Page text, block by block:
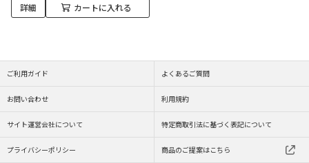
詳細 カートに入れる
ご利用ガイド よくあるご質問
お問い合わせ 利用規約
サイト運営会社について 特定商取引法に基づく表記について
プライバシーポリシー 商品のご提案はこちら